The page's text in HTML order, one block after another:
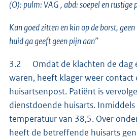
(O): pulm: VAG , abd: soepel en rustige
Kan goed zitten en kin op de borst,
huid ga geeft geen pijn aan”
3.2 Omdat de klachten de dag
waren, heeft klager weer
huisartsenpost. Patiënt is
dienstdoende huisarts. Inmiddels
temperatuur van 38,5. Over
heeft de betreffende huisarts